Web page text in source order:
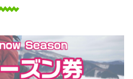
ア・キャン
高原アクテ
ィ